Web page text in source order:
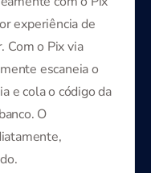
experiência de
Com o Pix via
escaneia o
e cola o código da
O